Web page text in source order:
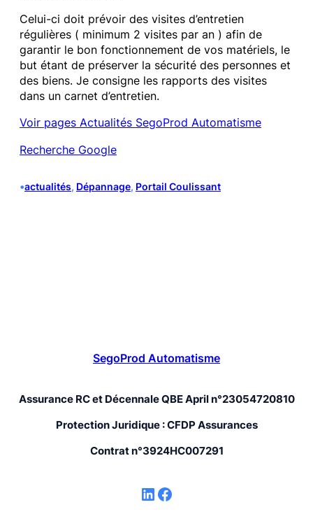
Celui-ci doit prévoir des visites d’entretien
régulières ( minimum 2 visites par an ) afin de
garantir le bon fonctionnement de vos matériels, le
but étant de préserver la sécurité des personnes et
des biens. Je consigne les rapports des visites
dans un carnet d’entretien.
Voir pages Actualités SegoProd Automatisme
Recherche Google
•actualités, Dépannage, Portail Coulissant
SegoProd Automatisme
Assurance RC et Décennale QBE April n°23054720810
Protection Juridique : CFDP Assurances
Contrat n°3924HC007291
LinkedIn Facebook